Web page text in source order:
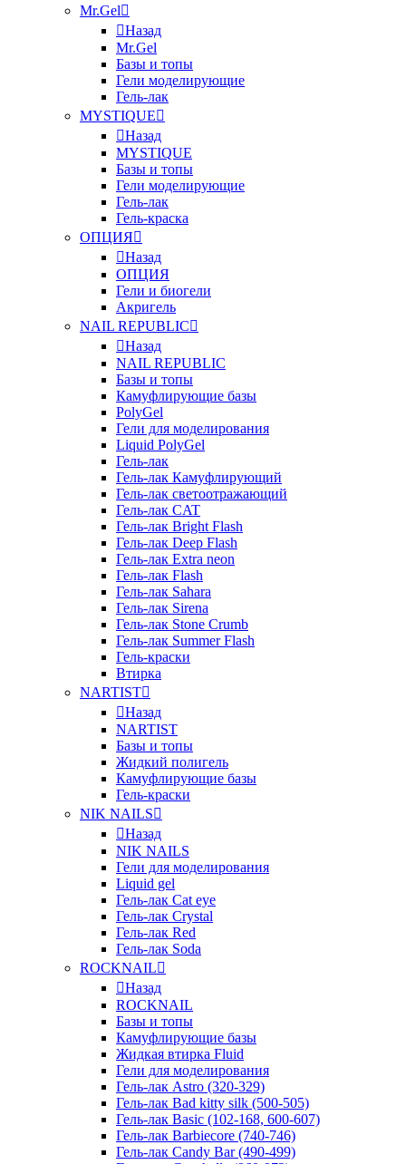
Mr.Gel
Назад
Mr.Gel
Базы и топы
Гели моделирующие
Гель-лак
MYSTIQUE
Назад
MYSTIQUE
Базы и топы
Гели моделирующие
Гель-лак
Гель-краска
ОПЦИЯ
Назад
ОПЦИЯ
Гели и биогели
Акригель
NAIL REPUBLIC
Назад
NAIL REPUBLIC
Базы и топы
Камуфлирующие базы
PolyGel
Гели для моделирования
Liquid PolyGel
Гель-лак
Гель-лак Камуфлирующий
Гель-лак светоотражающий
Гель-лак CAT
Гель-лак Bright Flash
Гель-лак Deep Flash
Гель-лак Extra neon
Гель-лак Flash
Гель-лак Sahara
Гель-лак Sirena
Гель-лак Stone Crumb
Гель-лак Summer Flash
Гель-краски
Втирка
NARTIST
Назад
NARTIST
Базы и топы
Жидкий полигель
Камуфлирующие базы
Гель-краски
NIK NAILS
Назад
NIK NAILS
Гели для моделирования
Liquid gel
Гель-лак Cat eye
Гель-лак Crystal
Гель-лак Red
Гель-лак Soda
ROCKNAIL
Назад
ROCKNAIL
Базы и топы
Камуфлирующие базы
Жидкая втирка Fluid
Гели для моделирования
Гель-лак Astro (320-329)
Гель-лак Bad kitty silk (500-505)
Гель-лак Basic (102-168, 600-607)
Гель-лак Barbiecore (740-746)
Гель-лак Candy Bar (490-499)